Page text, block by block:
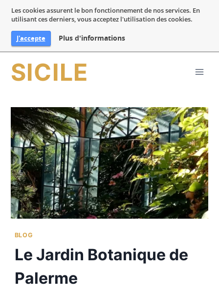
Les cookies assurent le bon fonctionnement de nos services. En
utilisant ces derniers, vous acceptez l'utilisation des cookies.
J'accepte Plus d'informations
SICILE
BLOG
Le Jardin Botanique de
Palerme